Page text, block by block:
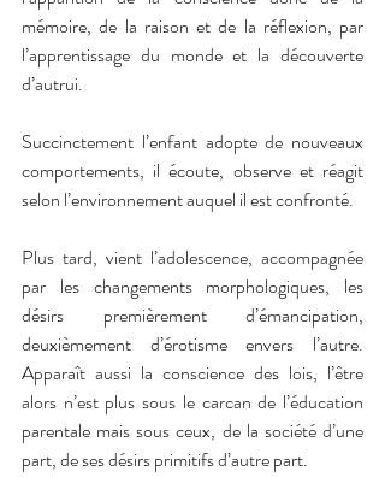
mémoire, de la raison et de la réflexion, par
l’apprentissage du monde et la découverte
d’autrui.
Succinctement l’enfant adopte de nouveaux
comportements, il écoute, observe et réagit
selon l’environnement auquel il est confronté.
Plus tard, vient l’adolescence, accompagnée
par les changements morphologiques, les
désirs premièrement d’émancipation,
deuxièmement d’érotisme envers l’autre.
Apparaît aussi la conscience des lois, l’être
alors n’est plus sous le carcan de l’éducation
parentale mais sous ceux, de la société d’une
part, de ses désirs primitifs d’autre part.